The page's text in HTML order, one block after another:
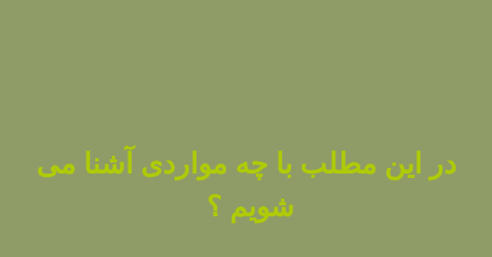
در این مطلب با چه مواردی آشنا می
شویم ؟